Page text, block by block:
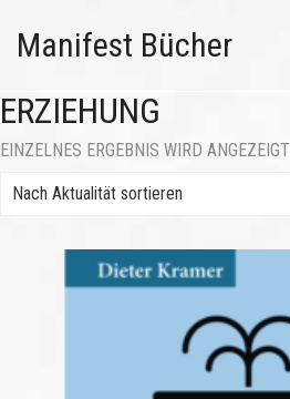
Manifest Bücher
ERZIEHUNG
EINZELNES ERGEBNIS WIRD ANGEZEIGT
Nach Aktualität sortieren